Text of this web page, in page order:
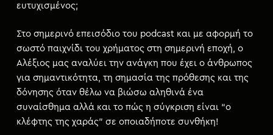
ευτυχισμένος;
Στο σημερινό επεισόδιο του podcast και με αφορμή το
σωστό παιχνίδι του χρήματος στη σημερινή εποχή, ο
Αλέξιος μας αναλύει την ανάγκη που έχει ο άνθρωπος
για σημαντικότητα, τη σημασία της πρόθεσης και της
δόνησης όταν θέλω να βιώσω αληθινά ένα
συναίσθημα αλλά και το πώς η σύγκριση είναι “ο
κλέφτης της χαράς” σε οποιαδήποτε συνθήκη!